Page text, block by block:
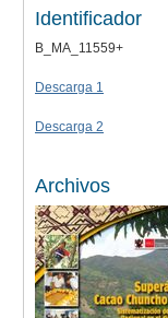
Identificador
B_MA_11559+
Descarga 1
Descarga 2
Archivos